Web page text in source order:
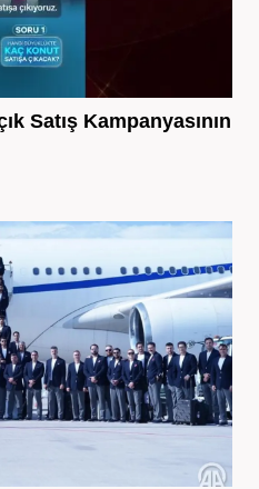
Satış Kampanyasının